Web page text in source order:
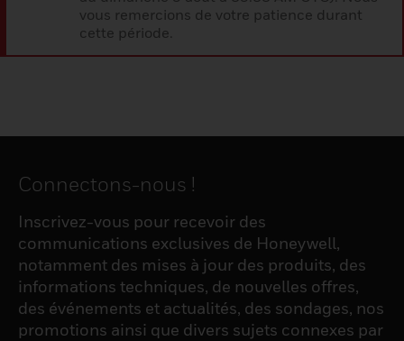
vous remercions de votre patience durant
cette période.
Connectons-nous !
Inscrivez-vous pour recevoir des
communications exclusives de Honeywell,
notamment des mises à jour des produits, des
informations techniques, de nouvelles offres,
des événements et actualités, des sondages, nos
promotions ainsi que divers sujets connexes par